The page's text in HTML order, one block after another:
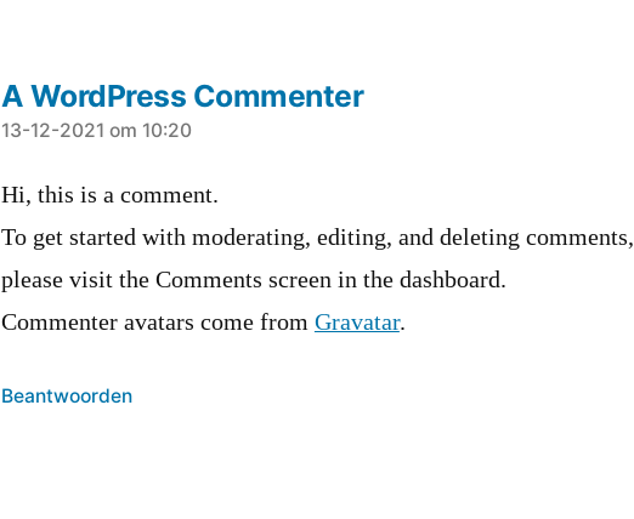
A WordPress Commenter
zei:
13-12-2021 om 10:20
Hi, this is a comment.
To get started with moderating, editing, and deleting comments,
please visit the Comments screen in the dashboard.
Commenter avatars come from Gravatar.
Beantwoorden